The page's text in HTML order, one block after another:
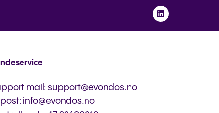
mail: support@evondos.no
post: info@evondos.no